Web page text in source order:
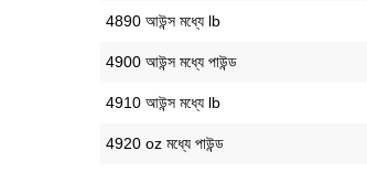
4890 আউন্স মধ্যে lb
4900 আউন্স মধ্যে পাউন্ড
4910 আউন্স মধ্যে lb
4920 oz মধ্যে পাউন্ড